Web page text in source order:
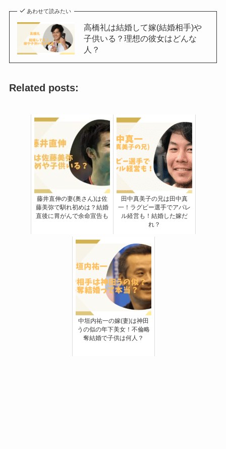
あわせて読みたい
高橋礼は結婚して嫁(結婚相手)や
子供いる？理想の彼女はどんな
人？
Related posts:
藤井直伸の妻(奥さん)は佐
藤美弥で馴れ初めは？結婚
直後に胃がんで余命宣告も
田中真美子の兄は田中真
一！ラグビー選手でアパレ
ル経営も！結婚した嫁だ
れ？
中垣内祐一の嫁(妻)は神田
うの似の年下美女！不倫略
奪結婚で子供は何人？